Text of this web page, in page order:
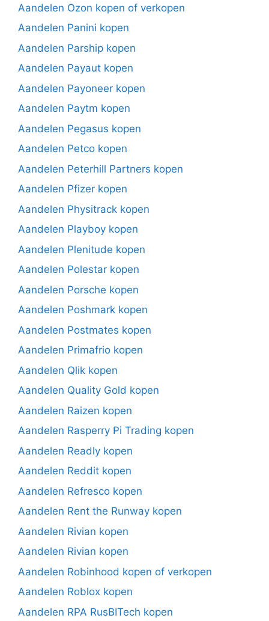
Aandelen Ozon kopen of verkopen
Aandelen Panini kopen
Aandelen Parship kopen
Aandelen Payaut kopen
Aandelen Payoneer kopen
Aandelen Paytm kopen
Aandelen Pegasus kopen
Aandelen Petco kopen
Aandelen Peterhill Partners kopen
Aandelen Pfizer kopen
Aandelen Physitrack kopen
Aandelen Playboy kopen
Aandelen Plenitude kopen
Aandelen Polestar kopen
Aandelen Porsche kopen
Aandelen Poshmark kopen
Aandelen Postmates kopen
Aandelen Primafrio kopen
Aandelen Qlik kopen
Aandelen Quality Gold kopen
Aandelen Raizen kopen
Aandelen Rasperry Pi Trading kopen
Aandelen Readly kopen
Aandelen Reddit kopen
Aandelen Refresco kopen
Aandelen Rent the Runway kopen
Aandelen Rivian kopen
Aandelen Rivian kopen
Aandelen Robinhood kopen of verkopen
Aandelen Roblox kopen
Aandelen RPA RusBITech kopen